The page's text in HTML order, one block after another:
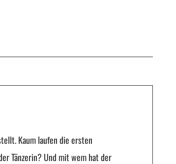
Kaum laufen die ersten
Tänzerin? Und mit wem hat der